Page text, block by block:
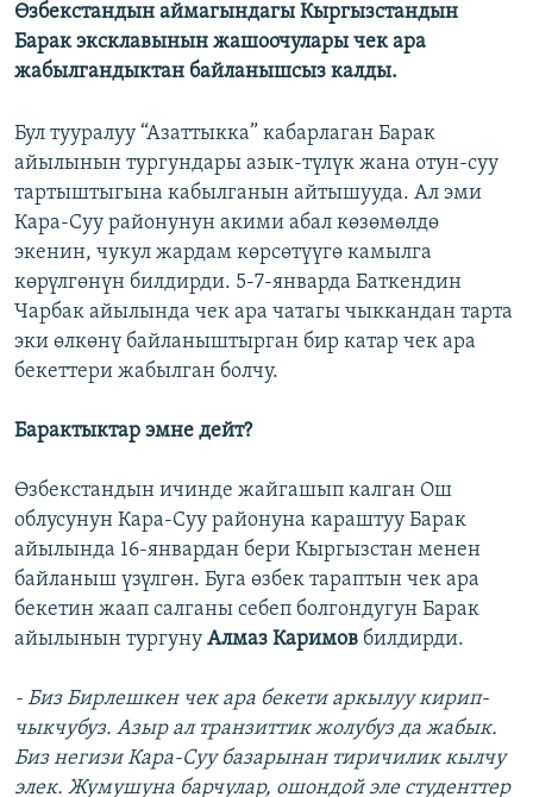
Өзбекстандын аймагындагы Кыргызстандын
Барак эксклавынын жашоочулары чек ара
жабылгандыктан байланышсыз калды.
Бул тууралуу “Азаттыкка” кабарлаган Барак
айылынын тургундары азык-түлүк жана отун-суу
тартыштыгына кабылганын айтышууда. Ал эми
Кара-Суу районунун акими абал көзөмөлдө
экенин, чукул жардам көрсөтүүгө камылга
көрүлгөнүн билдирди. 5-7-январда Баткендин
Чарбак айылында чек ара чатагы чыккандан тарта
эки өлкөнү байланыштырган бир катар чек ара
бекеттери жабылган болчу.
Барактыктар эмне дейт?
Өзбекстандын ичинде жайгашып калган Ош
облусунун Кара-Суу районуна караштуу Барак
айылында 16-январдан бери Кыргызстан менен
байланыш үзүлгөн. Буга өзбек тараптын чек ара
бекетин жаап салганы себеп болгондугун Барак
айылынын тургуну Алмаз Каримов билдирди.
- Биз Бирлешкен чек ара бекети аркылуу кирип-
чыкчубуз. Азыр ал транзиттик жолубуз да жабык.
Биз негизи Кара-Суу базарынан тиричилик кылчу
элек. Жумушуна барчулар, ошондой эле студенттер